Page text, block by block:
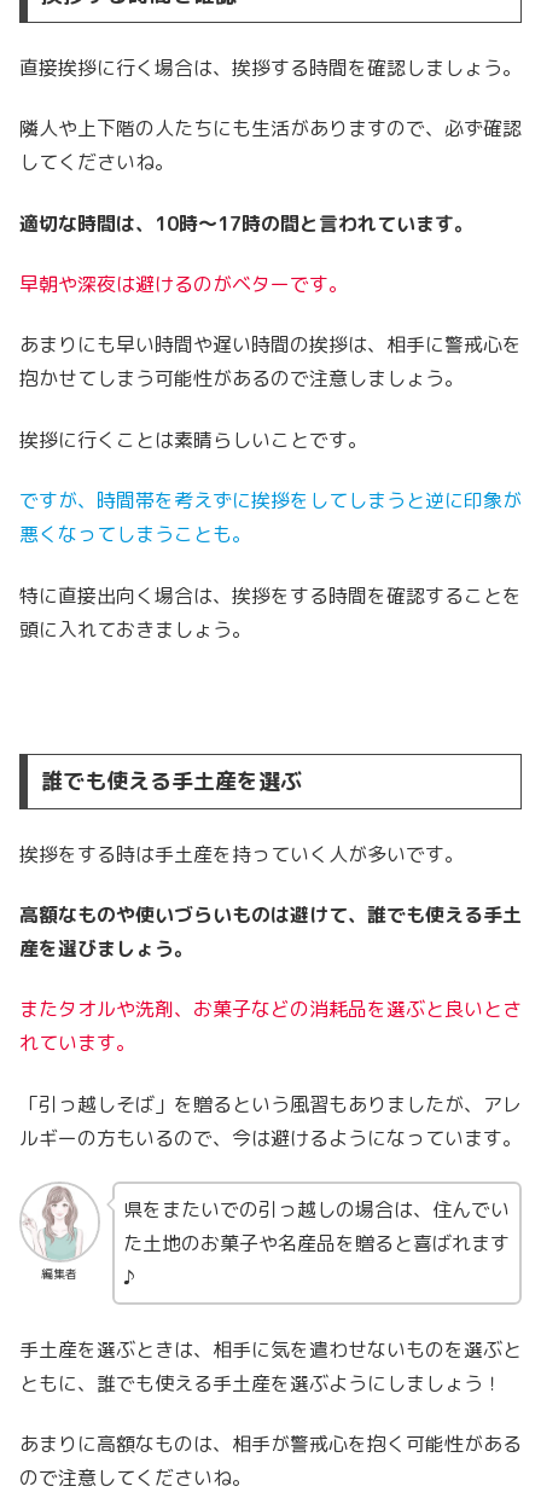
直接挨拶に行く場合は、挨拶する時間を確認しましょう。
隣人や上下階の人たちにも生活がありますので、必ず確認
してくださいね。
適切な時間は、10時〜17時の間と言われています。
早朝や深夜は避けるのがベターです。
あまりにも早い時間や遅い時間の挨拶は、相手に警戒心を
抱かせてしまう可能性があるので注意しましょう。
挨拶に行くことは素晴らしいことです。
ですが、時間帯を考えずに挨拶をしてしまうと逆に印象が
悪くなってしまうことも。
特に直接出向く場合は、挨拶をする時間を確認することを
頭に入れておきましょう。
誰でも使える手土産を選ぶ
挨拶をする時は手土産を持っていく人が多いです。
高額なものや使いづらいものは避けて、誰でも使える手土
産を選びましょう。
またタオルや洗剤、お菓子などの消耗品を選ぶと良いとさ
れています。
「引っ越しそば」を贈るという風習もありましたが、アレ
ルギーの方もいるので、今は避けるようになっています。
編集者
県をまたいでの引っ越しの場合は、住んでい
た土地のお菓子や名産品を贈ると喜ばれます
♪
手土産を選ぶときは、相手に気を遣わせないものを選ぶと
ともに、誰でも使える手土産を選ぶようにしましょう！
あまりに高額なものは、相手が警戒心を抱く可能性がある
ので注意してくださいね。